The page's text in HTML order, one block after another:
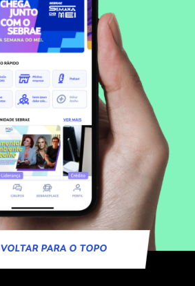
VOLTAR PARA O TOPO